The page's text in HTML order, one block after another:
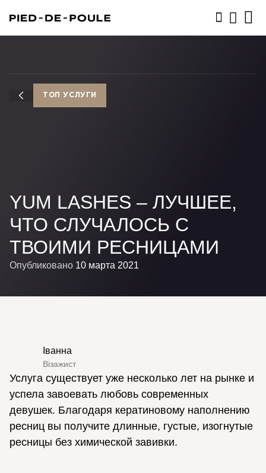
ТОП УСЛУГИ
YUM LASHES – ЛУЧШЕЕ,
ЧТО СЛУЧАЛОСЬ С
ТВОИМИ РЕСНИЦАМИ
Опубликовано 10 марта 2021
Іванна
Візажист
Услуга существует уже несколько лет на рынке и
успела завоевать любовь современных
девушек. Благодаря кератиновому наполнению
ресниц вы получите длинные, густые, изогнутые
ресницы без химической завивки.